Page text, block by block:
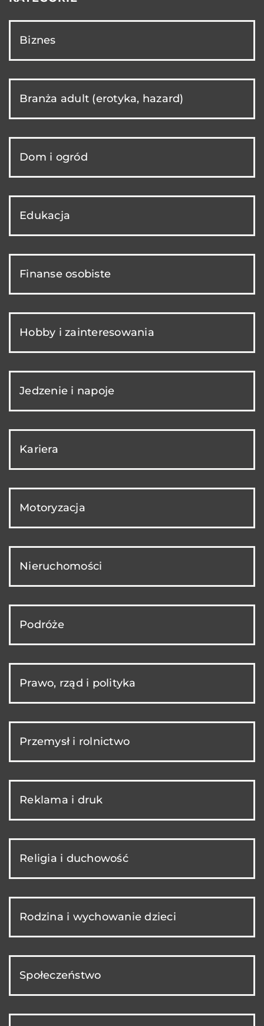
Biznes
Branża adult (erotyka, hazard)
Dom i ogród
Edukacja
Finanse osobiste
Hobby i zainteresowania
Jedzenie i napoje
Kariera
Motoryzacja
Nieruchomości
Podróże
Prawo, rząd i polityka
Przemysł i rolnictwo
Reklama i druk
Religia i duchowość
Rodzina i wychowanie dzieci
Społeczeństwo